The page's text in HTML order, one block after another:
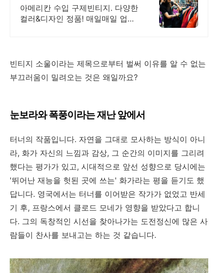
주 2,000장 업데이트!
아메리칸 수입 구제빈티지. 다양한
컬러&디자인 정품! 매일매일 업데
빈티지 소울이라는 제목으로부터 벌써 이유를 알 수 없는
부끄러움이 밀려오는 것은 왜일까요?
눈보라와 폭풍이라는 재난 앞에서
터너의 작품입니다. 자연을 그대로 모사하는 방식이 아니
라, 화가 자신의 느낌과 감상, 그 순간의 이미지를 그리려
했다는 평가가 있고, 시대적으로 앞선 성향으로 당시에는
'뛰어난 재능을 헛된 곳에 쓰는' 화가라는 평을 듣기도 했
답니다. 영국에서는 터너를 이어받은 작가가 없었고 반세
기 후, 프랑스에서 클로드 모네가 영향을 받았다고 합니
다. 그의 독창적인 시선을 찾아나가는 도전정신에 많은 사
람들이 찬사를 보내고는 하는 것 같습니다.